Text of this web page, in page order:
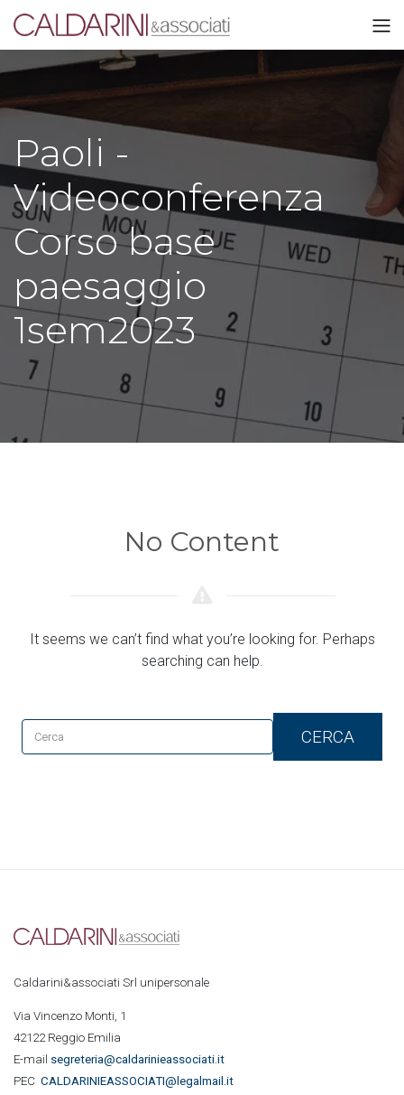
Paoli -
Videoconferenza
Corso base
paesaggio
1sem2023
No Content
It seems we can’t find what you’re looking for. Perhaps
searching can help.
CERCA
Caldarini&associati Srl unipersonale
Via Vincenzo Monti, 1
42122 Reggio Emilia
E-mail segreteria@caldarinieassociati.it
PEC CALDARINIEASSOCIATI@legalmail.it